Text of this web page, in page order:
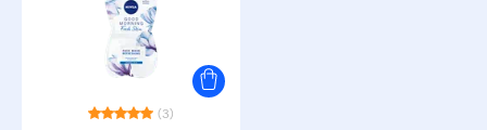
(3)